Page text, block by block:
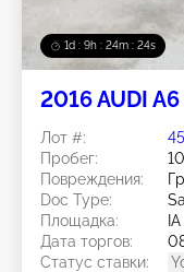
1d : 9h : 24m : 22s
2016 AUDI
Лот #:
Пробег:
Повреждения:
Doc Type:
Площадка:
Дата торгов:
Статус ставки: